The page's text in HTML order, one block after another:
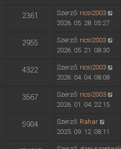
2361 Szerző: ricsi2003
2026. 05. 28. 05:27
2955 Szerző: ricsi2003
2026. 05. 21. 08:30
4322 Szerző: ricsi2003
2026. 04. 04. 08:08
3567 Szerző: ricsi2003
2026. 01. 04. 22:15
5904 Szerző: Rahar
2025. 09. 12. 08:11